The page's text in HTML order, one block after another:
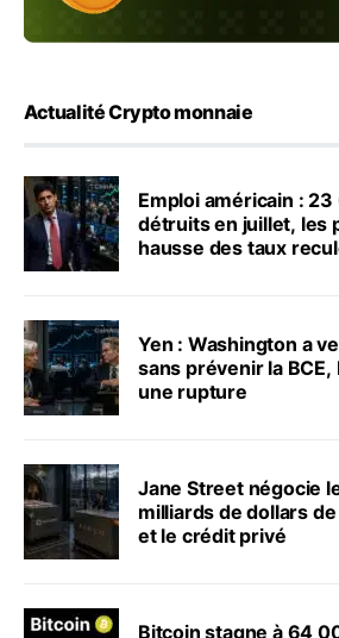
Actualité Crypto monnaie
Emploi américain :
détruits en juillet, les
hausse des taux
Yen : Washington a
sans prévenir la
une rupture
Jane Street négocie
milliards de dollars
et le crédit privé
Bitcoin stagne à 64